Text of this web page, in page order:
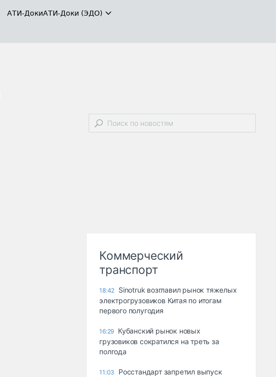
АТИ-ДокиАТИ-Доки (ЭДО)
Коммерческий
транспорт
18:42 Sinotruk возглавил рынок тяжелых
электрогрузовиков Китая по итогам
первого полугодия
16:29 Кубанский рынок новых
грузовиков сократился на треть за
полгода
11:03
Росстандарт запретил выпуск